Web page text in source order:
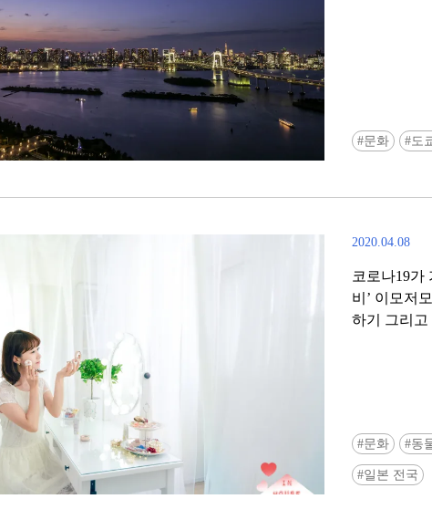
문화 도
2020.04.08
코로나19가
비’ 이모저
하기 그리고
문화 동
일본 전국